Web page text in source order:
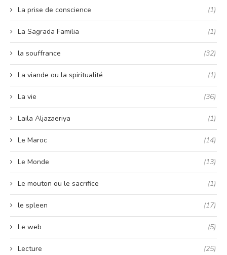
La prise de conscience (1)
La Sagrada Familia (1)
la souffrance (32)
La viande ou la spiritualité (1)
La vie (36)
Laila Aljazaeriya (1)
Le Maroc (14)
Le Monde (13)
Le mouton ou le sacrifice (1)
le spleen (17)
Le web (5)
Lecture (25)